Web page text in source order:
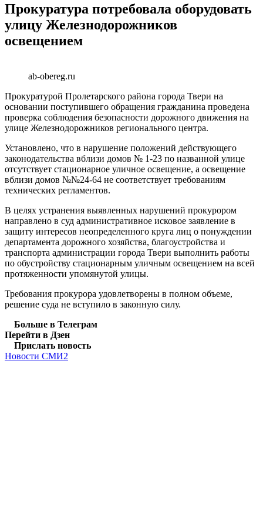
Прокуратура потребовала оборудовать
улицу Железнодорожников
освещением
ab-obereg.ru
Прокуратурой Пролетарского района города Твери на
основании поступившего обращения гражданина проведена
проверка соблюдения безопасности дорожного движения на
улице Железнодорожников регионального центра.
Установлено, что в нарушение положений действующего
законодательства вблизи домов № 1-23 по названной улице
отсутствует стационарное уличное освещение, а освещение
вблизи домов №№24-64 не соответствует требованиям
технических регламентов.
В целях устранения выявленных нарушений прокурором
направлено в суд административное исковое заявление в
защиту интересов неопределенного круга лиц о понуждении
департамента дорожного хозяйства, благоустройства и
транспорта администрации города Твери выполнить работы
по обустройству стационарным уличным освещением на всей
протяженности упомянутой улицы.
Требования прокурора удовлетворены в полном объеме,
решение суда не вступило в законную силу.
Больше в Телеграм
Перейти в Дзен
Прислать новость
Новости СМИ2